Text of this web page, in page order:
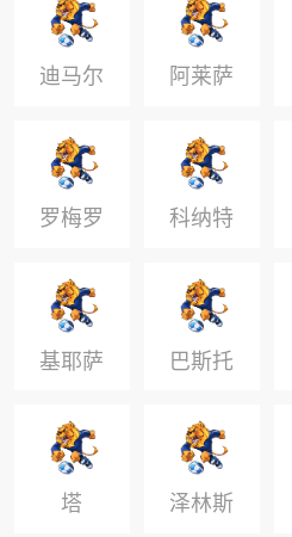
迪马尔
科
阿莱萨
米
罗梅罗 科纳特
基耶萨 巴斯托
尼
塔 泽林斯